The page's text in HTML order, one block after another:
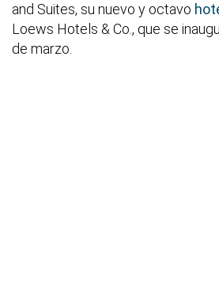
and Suites, su nuevo y octavo
Loews Hotels & Co., que se
de marzo.